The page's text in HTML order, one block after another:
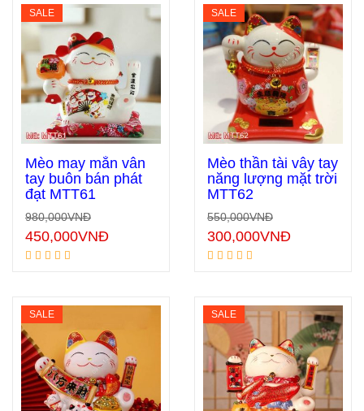
SALE
Mèo thần tài vẫy tay
năng lượng mặt trời
MTT62
550,000VNĐ
300,000VNĐ
SALE
Mèo may mắn vẫn
tay buôn bán phát
đạt MTT61
980,000VNĐ
450,000VNĐ
SALE
SALE